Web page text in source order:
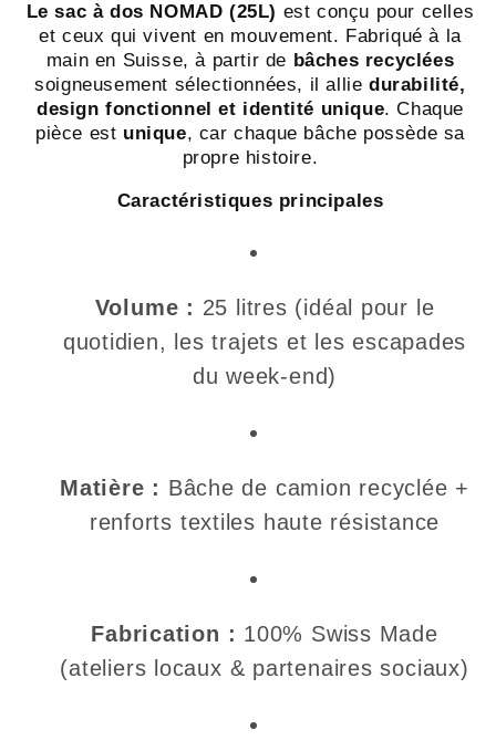
recyclée
–
Swiss
Made
recyclée
–
Swiss
Made
Le sac à dos NOMAD (25L) est conçu pour celles
et ceux qui vivent en mouvement. Fabriqué à la
main en Suisse, à partir de bâches recyclées
soigneusement sélectionnées, il alliedurabilité,
design fonctionnel et identité unique. Chaque
pièce est unique, car chaque bâche possède sa
propre histoire.
Caractéristiques principales
Volume : 25 litres (idéal pour le
quotidien, les trajets et les escapades
du week-end)
Matière : Bâche de camion recyclée +
renforts textiles haute résistance
Fabrication : 100% Swiss Made
(ateliers locaux & partenaires sociaux)